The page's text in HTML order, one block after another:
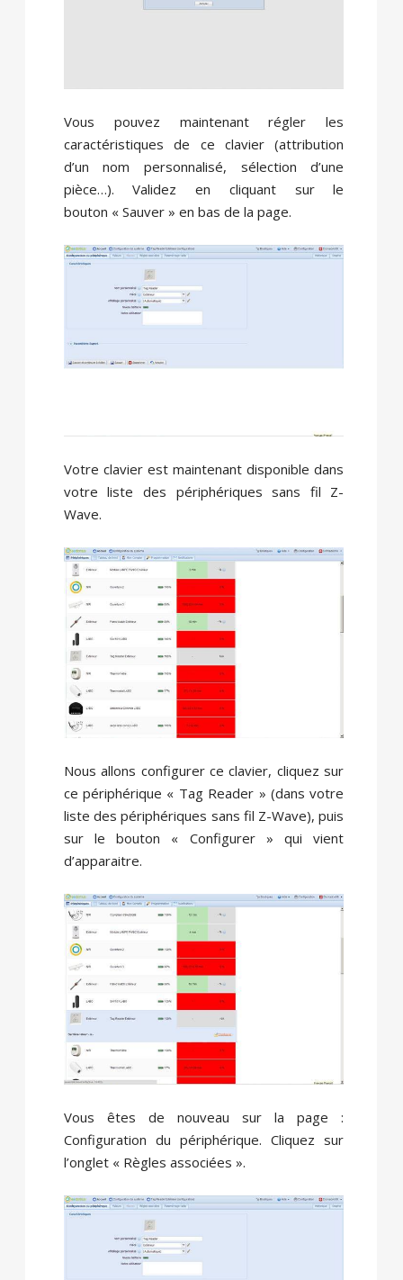
Vous pouvez maintenant régler les
caractéristiques de ce clavier (attribution
d’un nom personnalisé, sélection d’une
pièce…). Validez en cliquant sur le
bouton « Sauver » en bas de la page.
Votre clavier est maintenant disponible dans
votre liste des périphériques sans fil Z-
Wave.
Nous allons configurer ce clavier, cliquez sur
ce périphérique « Tag Reader » (dans votre
liste des périphériques sans fil Z-Wave), puis
sur le bouton « Configurer » qui vient
d’apparaitre.
Vous êtes de nouveau sur la page :
Configuration du périphérique. Cliquez sur
l’onglet « Règles associées ».